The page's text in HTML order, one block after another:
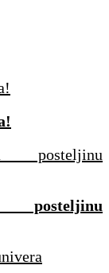
posteljinu